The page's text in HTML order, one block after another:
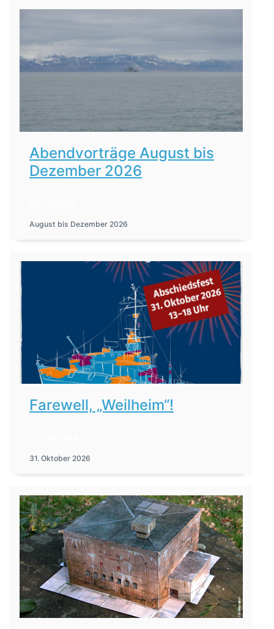
Abendvorträge August bis
Dezember 2026
August bis Dezember 2026
Farewell, „Weilheim“!
31. Oktober 2026